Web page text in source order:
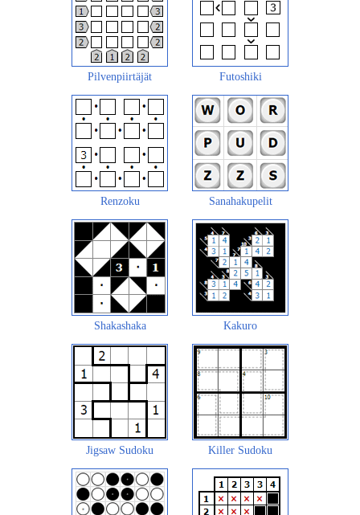
Pilvenpiirtäjät Futoshiki
Renzoku Sanahakupelit
Shakashaka Kakuro
Jigsaw Sudoku Killer Sudoku